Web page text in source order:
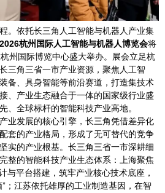
。依托长三角人工智能与机器人产业集
2026杭州国际人工智能与机器人博览会将
州国际博览中心盛大举办。展会立足杭
三角三省一市产业资源，聚焦人工智
备、具身智能等前沿赛道，打造集技术
、产业生态融合于一体的国家级行业盛
、全球标杆的智能科技产业高地。
业发展的核心引擎，长三角凭借差异化
套的产业格局，形成了无可替代的竞争
实的产业根基。长三角三省一市深耕细
整的智能科技产业生态体系：上海聚焦
与平台搭建，筑牢产业核心技术底座，
；江苏依托雄厚的工业制造基因，在智